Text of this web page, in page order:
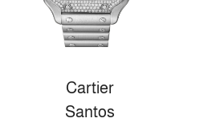
Cartier
Santos